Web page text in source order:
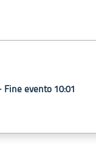
evento 10:01